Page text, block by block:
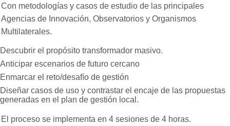
Con metodologías y casos de estudio de las principales
Agencias de Innovación, Observatorios y Organismos
Multilaterales.
Descubrir el propósito transformador masivo.
Anticipar escenarios de futuro cercano
Enmarcar el reto/desafío de gestión
Diseñar casos de uso y contrastar el encaje de las propuestas
generadas en el plan de gestión local.
El proceso se implementa en 4 sesiones de 4 horas.